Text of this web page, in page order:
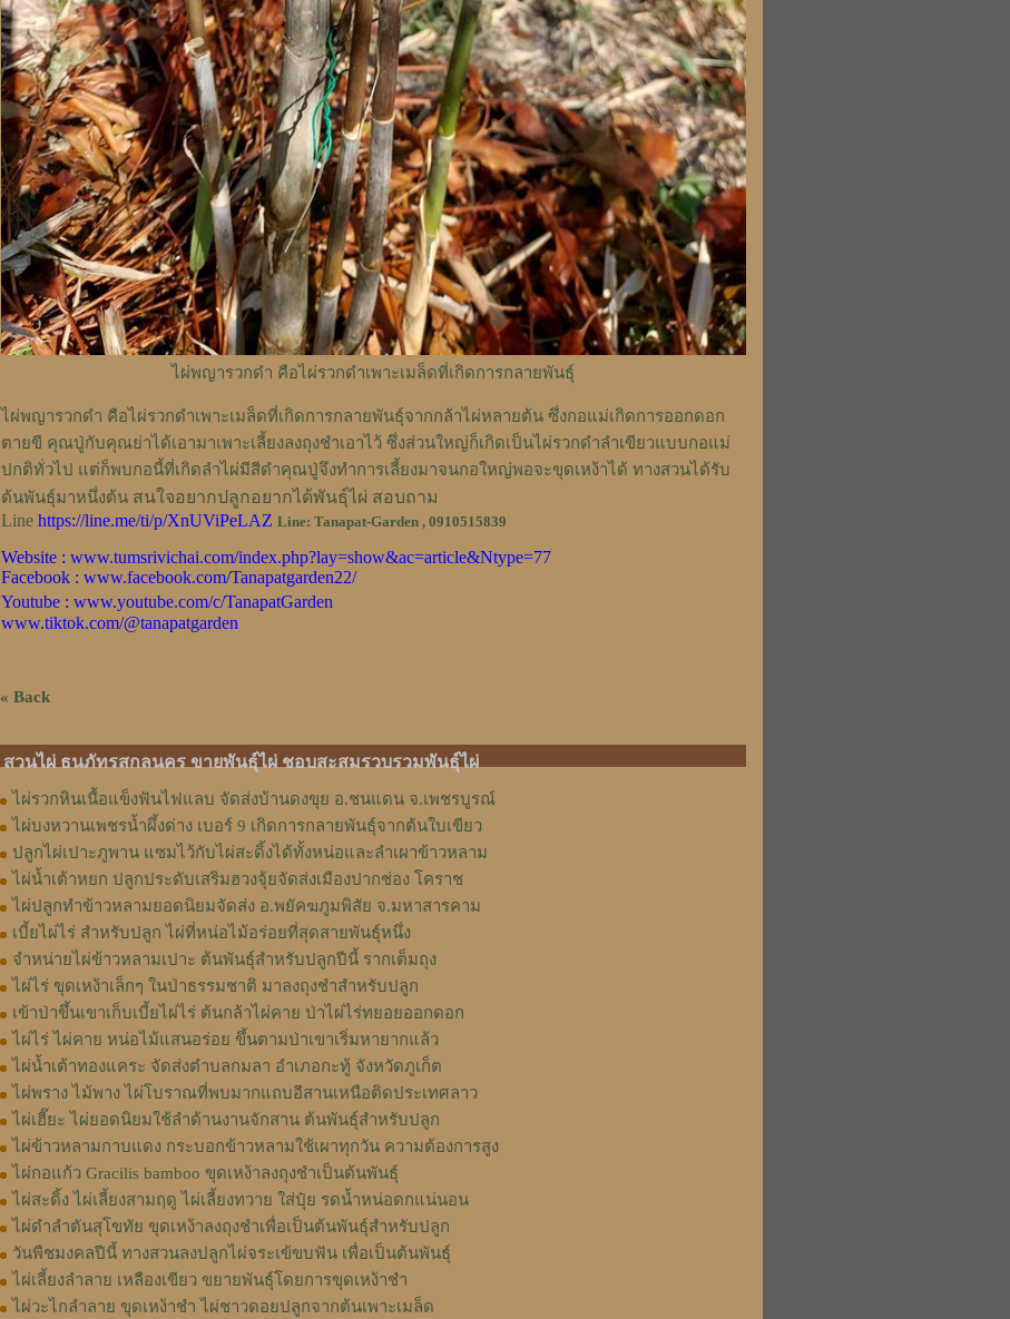
ไผ่พญารวกดำ คือไผ่รวกดำเพาะเมล็ดที่เกิดการกลายพันธุ์
ไผ่พญารวกดำ คือไผ่รวกดำเพาะเมล็ดที่เกิดการกลายพันธุ์จากกล้าไผ่หลายต้น ซึ่งกอแม่เกิดการออกดอก
ตายขี คุณปู่กับคุณย่าได้เอามาเพาะเลี้ยงลงถุงชำเอาไว้ ซึ่งส่วนใหญ่ก็เกิดเป็นไผ่รวกดำลำเขียวแบบกอแม่
ปกติทั่วไป แต่ก็พบกอนี้ที่เกิดลำไผ่มีสีดำคุณปู่จึงทำการเลี้ยงมาจนกอใหญ่พอจะขุดเหง้าได้ ทางสวนได้รับ
ต้นพันธุ์มาหนึ่งต้น สนใจอยากปลูกอยากได้พันธุ์ไผ่ สอบถาม
Line https://line.me/ti/p/XnUViPeLAZ Line: Tanapat-Garden , 0910515839
Website : www.tumsrivichai.com/index.php?lay=show&ac=article&Ntype=77
Facebook : www.facebook.com/Tanapatgarden22/
Youtube : www.youtube.com/c/TanapatGarden
www.tiktok.com/@tanapatgarden
« Back
สวนไผ่ ธนภัทรสกลนคร ขายพันธุ์ไผ่ ชอบสะสมรวบรวมพันธุ์ไผ่
ไผ่รวกหินเนื้อแข็งฟันไฟแลบ จัดส่งบ้านดงขุย อ.ชนแดน จ.เพชรบูรณ์
ไผ่บงหวานเพชรน้ำผึ้งด่าง เบอร์ 9 เกิดการกลายพันธุ์จากต้นใบเขียว
ปลูกไผ่เปาะภูพาน แซมไว้กับไผ่สะดิ้งได้ทั้งหน่อและลำเผาข้าวหลาม
ไผ่น้ำเต้าหยก ปลูกประดับเสริมฮวงจุ้ยจัดส่งเมืองปากช่อง โคราช
ไผ่ปลูกทำข้าวหลามยอดนิยมจัดส่ง อ.พยัคฆภูมพิสัย จ.มหาสารคาม
เบี้ยไผ่ไร่ สำหรับปลูก ไผ่ที่หน่อไม้อร่อยที่สุดสายพันธุ์หนึ่ง
จำหน่ายไผ่ข้าวหลามเปาะ ต้นพันธุ์สำหรับปลูกปีนี้ รากเต็มถุง
ไผ่ไร่ ขุดเหง้าเล็กๆ ในป่าธรรมชาติ มาลงถุงชำสำหรับปลูก
เข้าป่าขึ้นเขาเก็บเบี้ยไผ่ไร่ ต้นกล้าไผ่คาย ป่าไผ่ไร่ทยอยออกดอก
ไผ่ไร่ ไผ่คาย หน่อไม้แสนอร่อย ขึ้นตามป่าเขาเริ่มหายากแล้ว
ไผ่น้ำเต้าทองแคระ จัดส่งตำบลกมลา อำเภอกะทู้ จังหวัดภูเก็ต
ไผ่พราง ไม้พาง ไผ่โบราณที่พบมากแถบอีสานเหนือติดประเทศลาว
ไผ่เฮี๊ยะ ไผ่ยอดนิยมใช้ลำด้านงานจักสาน ต้นพันธุ์สำหรับปลูก
ไผ่ข้าวหลามกาบแดง กระบอกข้าวหลามใช้เผาทุกวัน ความต้องการสูง
ไผ่กอแก้ว Gracilis bamboo ขุดเหง้าลงถุงชำเป็นต้นพันธุ์
ไผ่สะดิ้ง ไผ่เลี้ยงสามฤดู ไผ่เลี้ยงทวาย ใส่ปุ๋ย รดน้ำหน่อดกแน่นอน
ไผ่ดำลำตันสุโขทัย ขุดเหง้าลงถุงชำเพื่อเป็นต้นพันธุ์สำหรับปลูก
วันพืชมงคลปีนี้ ทางสวนลงปลูกไผ่จระเข้ขบฟัน เพื่อเป็นต้นพันธุ์
ไผ่เลี้ยงลำลาย เหลืองเขียว ขยายพันธุ์โดยการขุดเหง้าชำ
ไผ่วะไกลำลาย ขุดเหง้าชำ ไผ่ชาวดอยปลูกจากต้นเพาะเมล็ด